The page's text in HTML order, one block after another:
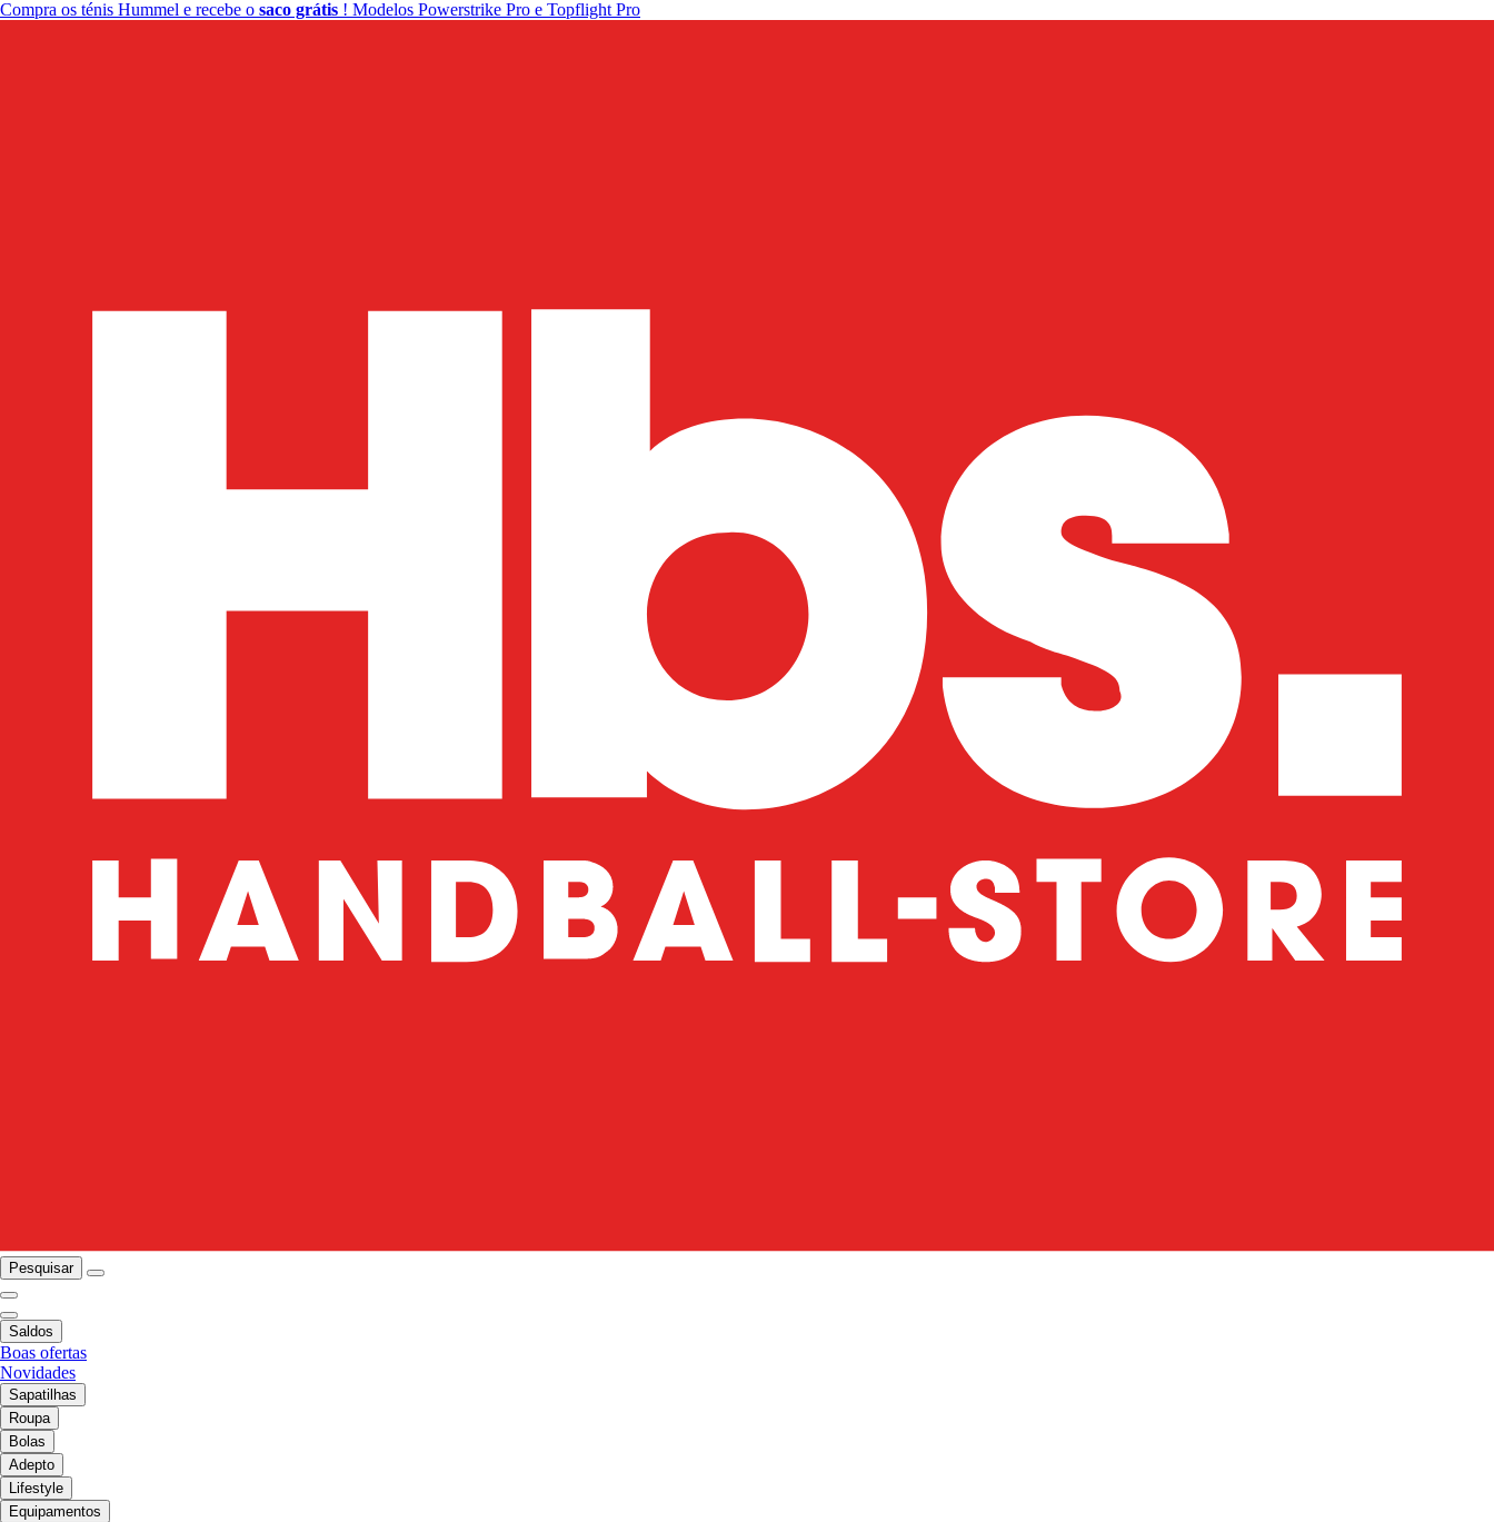
Compra os ténis Hummel e recebe o saco grátis ! Modelos Powerstrike Pro e Topflight Pro
Pesquisar
Saldos
Boas ofertas
Novidades
Sapatilhas
Roupa
Bolas
Adepto
Lifestyle
Equipamentos